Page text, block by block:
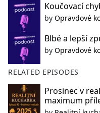
Koučovací
by Opravdové
Blbé a lepší
by Opravdové
RELATED EPISODES
Prosinec v
maximum